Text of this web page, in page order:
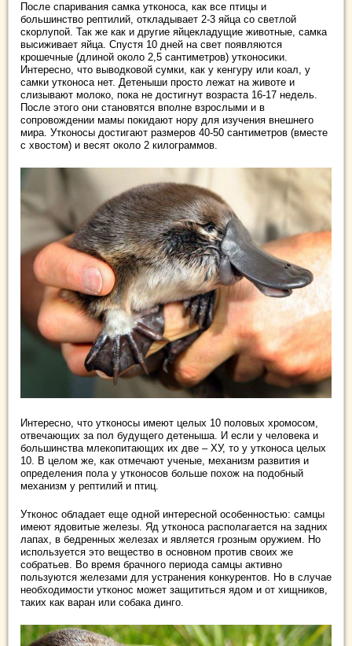
После спаривания самка утконоса, как все птицы и
большинство рептилий, откладывает 2-3 яйца со светлой
скорлупой. Так же как и другие яйцекладущие животные, самка
высиживает яйца. Спустя 10 дней на свет появляются
крошечные (длиной около 2,5 сантиметров) утконосики.
Интересно, что выводковой сумки, как у кенгуру или коал, у
самки утконоса нет. Детеныши просто лежат на животе и
слизывают молоко, пока не достигнут возраста 16-17 недель.
После этого они становятся вполне взрослыми и в
сопровождении мамы покидают нору для изучения внешнего
мира. Утконосы достигают размеров 40-50 сантиметров (вместе
с хвостом) и весят около 2 килограммов.
Интересно, что утконосы имеют целых 10 половых хромосом,
отвечающих за пол будущего детеныша. И если у человека и
большинства млекопитающих их две – ХУ, то у утконоса целых
10. В целом же, как отмечают ученые, механизм развития и
определения пола у утконосов больше похож на подобный
механизм у рептилий и птиц.
Утконос обладает еще одной интересной особенностью: самцы
имеют ядовитые железы. Яд утконоса располагается на задних
лапах, в бедренных железах и является грозным оружием. Но
используется это вещество в основном против своих же
собратьев. Во время брачного периода самцы активно
пользуются железами для устранения конкурентов. Но в случае
необходимости утконос может защититься ядом и от хищников,
таких как варан или собака динго.